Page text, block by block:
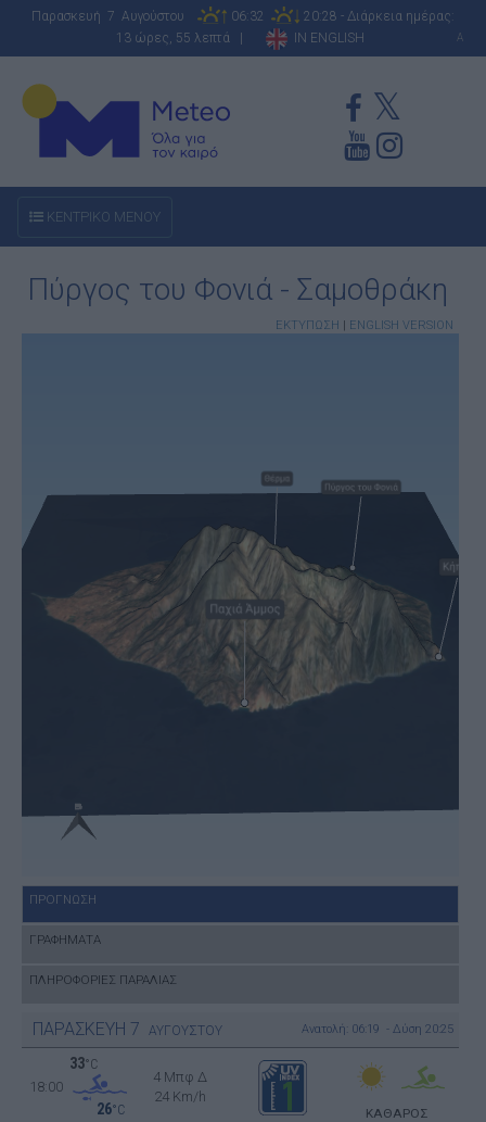
Παρασκευή 7 Αυγούστου 06:32
20:28 - Διάρκεια ημέρας:
13 ώρες, 55 λεπτά |
IN ENGLISH A
ΚΕΝΤΡΙΚΟ ΜΕΝΟΥ
Πύργος του Φονιά - Σαμοθράκη
ΕΚΤΥΠΩΣΗ | ENGLISH VERSION
ΠΡΟΓΝΩΣΗ
ΓΡΑΦΗΜΑΤΑ
ΠΛΗΡΟΦΟΡΙΕΣ ΠΑΡΑΛΙΑΣ
ΠΑΡΑΣΚΕΥΗ 7 ΑΥΓΟΥΣΤΟΥ Ανατολή: 06:19 - Δύση 20:25
18:00
33°C
26°C
4 Μπφ Δ
24 Km/h
ΚΑΘΑΡΟΣ